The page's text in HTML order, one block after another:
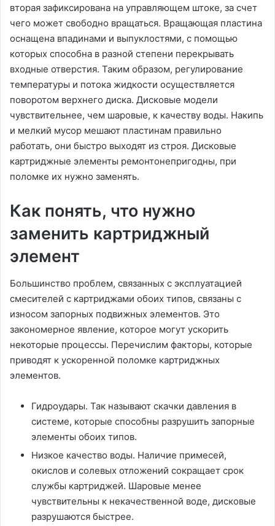
вторая зафиксирована на управляющем штоке, за счет
чего может свободно вращаться. Вращающая пластина
оснащена впадинами и выпуклостями, с помощью
которых способна в разной степени перекрывать
входные отверстия. Таким образом, регулирование
температуры и потока жидкости осуществляется
поворотом верхнего диска. Дисковые модели
чувствительнее, чем шаровые, к качеству воды. Накипь
и мелкий мусор мешают пластинам правильно
работать, они быстро выходят из строя. Дисковые
картриджные элементы ремонтонепригодны, при
поломке их нужно заменять.
Как понять, что нужно
заменить картриджный
элемент
Большинство проблем, связанных с эксплуатацией
смесителей с картриджами обоих типов, связаны с
износом запорных подвижных элементов. Это
закономерное явление, которое могут ускорить
некоторые процессы. Перечислим факторы, которые
приводят к ускоренной поломке картриджных
элементов.
Гидроудары. Так называют скачки давления в
системе, которые способны разрушить запорные
элементы обоих типов.
Низкое качество воды. Наличие примесей,
окислов и солевых отложений сокращает срок
службы картриджей. Шаровые менее
чувствительны к некачественной воде, дисковые
разрушаются быстрее.